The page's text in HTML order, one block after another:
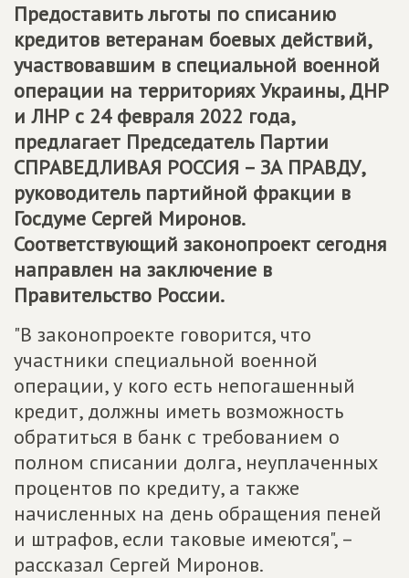
Предоставить льготы по списанию
кредитов ветеранам боевых действий,
участвовавшим в специальной военной
операции на территориях Украины, ДНР
и ЛНР с 24 февраля 2022 года,
предлагает Председатель Партии
СПРАВЕДЛИВАЯ РОССИЯ – ЗА ПРАВДУ,
руководитель партийной фракции в
Госдуме Сергей Миронов.
Соответствующий законопроект сегодня
направлен на заключение в
Правительство России.
"В законопроекте говорится, что
участники специальной военной
операции, у кого есть непогашенный
кредит, должны иметь возможность
обратиться в банк с требованием о
полном списании долга, неуплаченных
процентов по кредиту, а также
начисленных на день обращения пеней
и штрафов, если таковые имеются", –
рассказал Сергей Миронов.